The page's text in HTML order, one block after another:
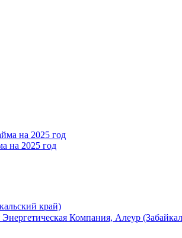
на 2025 год
край)
Компания, Алеур